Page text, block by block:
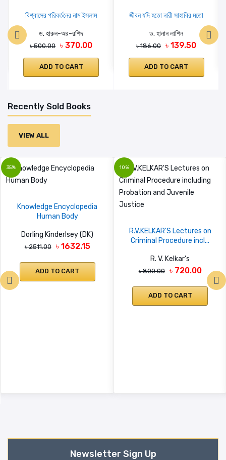
বিশ্বাসের পরিবর্তনের নাম ইসলাম
ড. হারুন-অর-রশিদ
৳ 500.00 ৳ 370.00
ADD TO CART
জীবন যদি হতো নারী সাহাবির মতো
ড. হানান লাশিন
৳ 186.00 ৳ 139.50
ADD TO CART
Recently Sold Books
VIEW ALL
35%
Knowledge Encyclopedia
Human Body
Dorling Kinderlsey (DK)
৳ 2511.00 ৳ 1632.15
ADD TO CART
10%
R.V.KELKAR'S Lectures on
Criminal Procedure incl...
R. V. Kelkar's
৳ 800.00 ৳ 720.00
ADD TO CART
Newsletter Sign Up